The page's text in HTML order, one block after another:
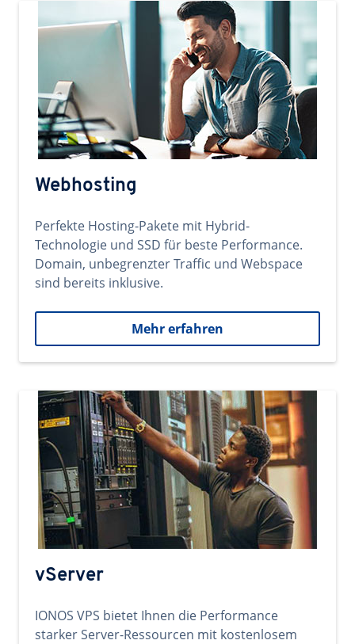
Webhosting
Perfekte Hosting-Pakete mit Hybrid-
Technologie und SSD für beste Performance.
Domain, unbegrenzter Traffic und Webspace
sind bereits inklusive.
Mehr erfahren
vServer
IONOS VPS bietet Ihnen die Performance
starker Server-Ressourcen mit kostenlosem